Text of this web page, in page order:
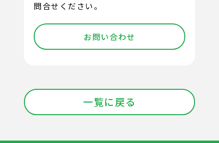
問合せください。
お問い合わせ
一覧に戻る